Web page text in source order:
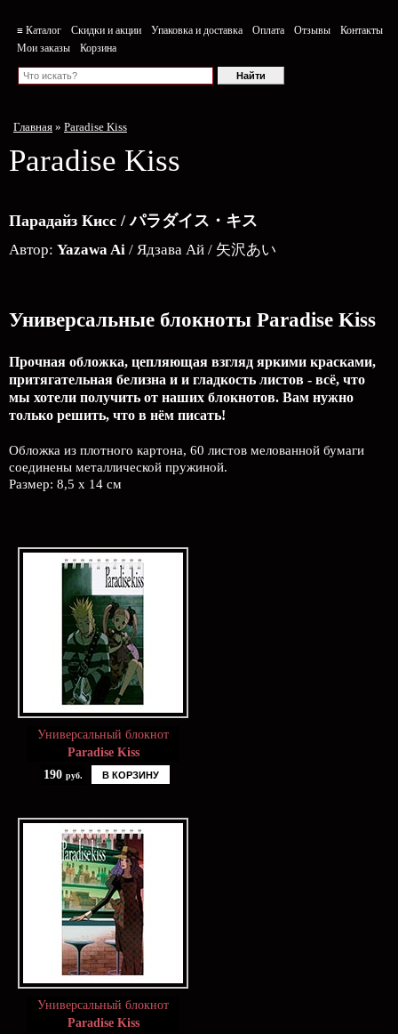
≡ Каталог Скидки и акции Упаковка и доставка Оплата Отзывы
Контакты
Мои заказы
Корзина
Главная » Paradise Kiss
Paradise Kiss
Парадайз Кисс / パラダイス・キス
Автор: Yazawa Ai / Ядзава Ай / 矢沢あい
Универсальные блокноты Paradise Kiss
Прочная обложка, цепляющая взгляд яркими красками,
притягательная белизна и и гладкость листов - всё, что
мы хотели получить от наших блокнотов. Вам нужно
только решить, что в нём писать!
Обложка из плотного картона, 60 листов мелованной бумаги
соединены металлической пружиной.
Размер: 8,5 х 14 см
Универсальный блокнот
Paradise Kiss
190 руб. В КОРЗИНУ
Универсальный блокнот
Paradise Kiss